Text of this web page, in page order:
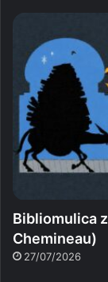
Bibliomulica
Chemineau)
27/07/2026